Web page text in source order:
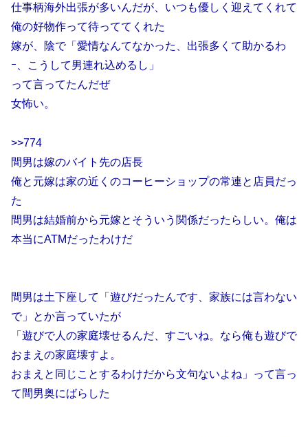
仕事柄海外出張が多いんだが、いつも優しく迎えてくれて
俺の好物作って待っててくれた
嫁が、陰で「愛情なんてなかった、出張多くて助かるわ
ｰ、こうして男連れ込めるし」
って言ってたんだぜ
女怖い。
>>774
間男は嫁のバイト先の店長
俺と元嫁は家の近くのコーヒーショップの常連と店員だっ
た
間男は結婚前から元嫁とそういう関係だったらしい。俺は
本当にATMだったわけだ
間男は土下座して「遊びだったんです、家族には言わない
で」とか言っていたが
「遊びで人の家庭壊せるんだ、すごいね。なら俺も遊びで
おまえの家庭壊すよ。
おまえと同じことするわけだから文句ないよね」って言っ
て間男奥にばらした